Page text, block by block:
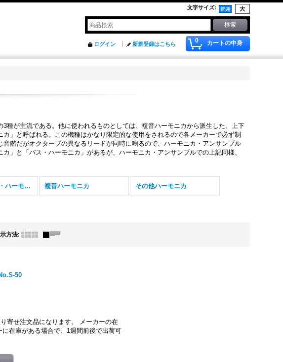
文字サイズ:
0 カートの中身
ログイン 新規登録はこちら
種が主流である。他に使われるものとしては、複音ハーモニカから派生した、上下
」と呼ばれる。この機種はかなり限定的な使用をされるので各メーカーで必ず制
階だがオクターブの異なるリードが同時に鳴るので、ハーモニカ・アンサンブル
」と「バス・ハーモニカ」があるが、ハーモニカ・アンサンブルでの上記同様、
クロマティック・ハーモニカ 複音ハーモニカ その他ハーモニカ
方法:
50
寄せ注文品になります。 メーカーの在
在庫がある場合で、1週間前後で出荷可